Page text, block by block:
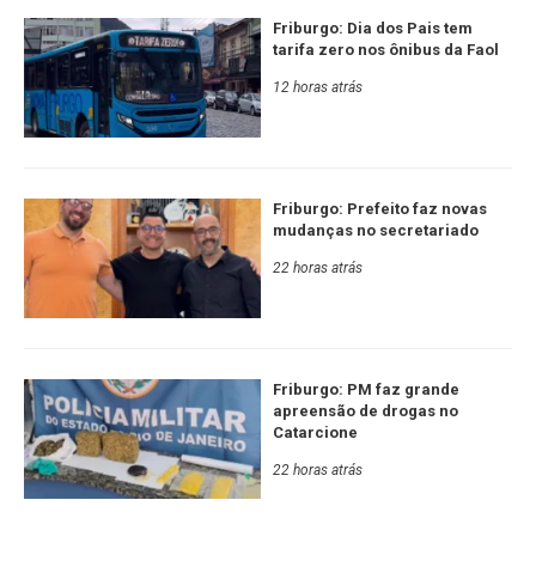
Friburgo: Dia dos Pais tem
tarifa zero nos ônibus da Faol
12 horas atrás
Friburgo: Prefeito faz novas
mudanças no secretariado
22 horas atrás
Friburgo: PM faz grande
apreensão de drogas no
Catarcione
22 horas atrás